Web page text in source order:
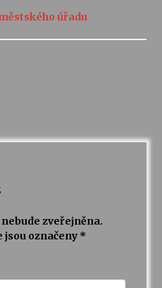
úřadu
zveřejněna.
jsou označeny *